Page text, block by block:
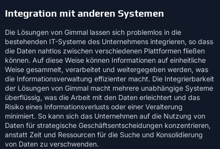
Integration mit anderen Systemen
Die Lösungen von Gimmal lassen sich problemlos in die
bestehenden IT-Systeme des Unternehmens integrieren, so dass
die Daten nahtlos zwischen verschiedenen Plattformen fließen
können. Auf diese Weise können Informationen auf einheitliche
Weise gesammelt, verarbeitet und weitergegeben werden, was
die Informationsverwaltung effizienter macht. Die Integrierbarkeit
der Lösungen von Gimmal macht mehrere unabhängige Systeme
überflüssig, was die Arbeit mit den Daten erleichtert und das
Risiko eines Informationsverlusts oder einer Veralterung
minimiert. So kann sich das Unternehmen auf die Nutzung von
Daten für strategische Geschäftsentscheidungen konzentrieren,
anstatt Zeit und Ressourcen für die Suche und Konsolidierung
von Daten zu verschwenden.